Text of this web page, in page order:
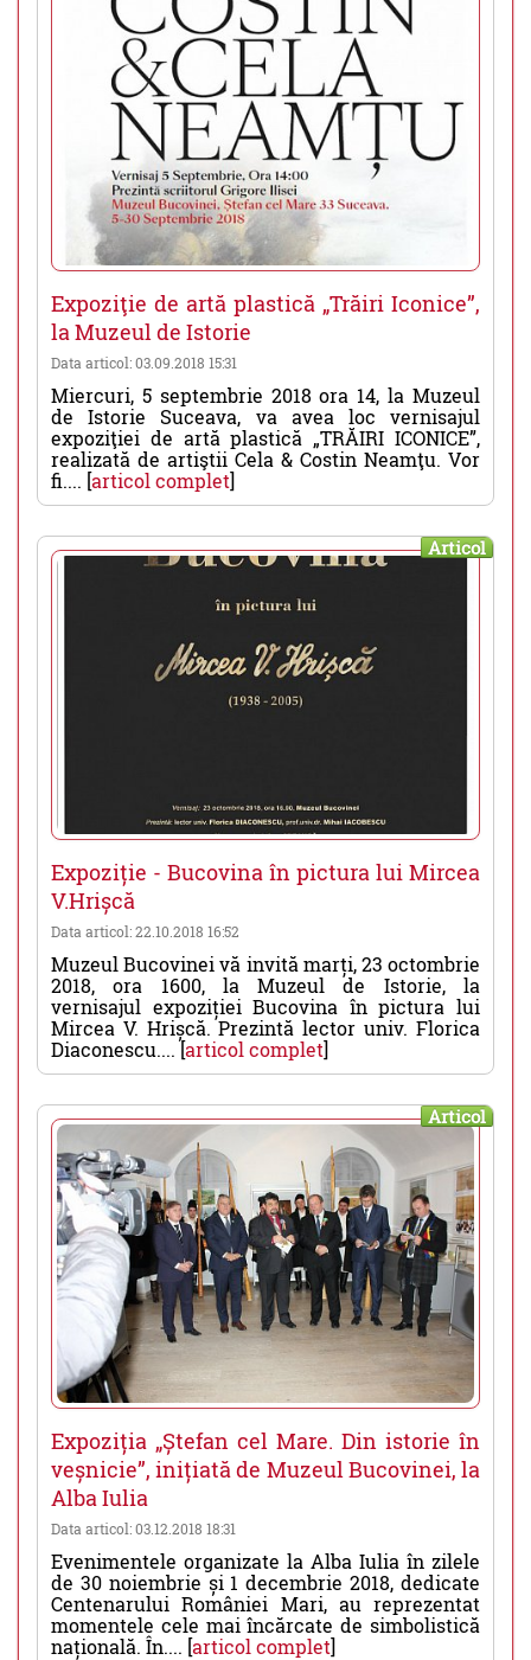
Expoziţie de artă plastică „Trăiri Iconice”,
la Muzeul de Istorie
Data articol: 03.09.2018 15:31
Miercuri, 5 septembrie 2018 ora 14, la Muzeul
de Istorie Suceava, va avea loc vernisajul
expoziţiei de artă plastică „TRĂIRI ICONICE”,
realizată de artiştii Cela & Costin Neamţu. Vor
fi.... [articol complet]
Articol
Expoziție - Bucovina în pictura lui Mircea
V.Hrișcă
Data articol: 22.10.2018 16:52
Muzeul Bucovinei vă invită marți, 23 octombrie
2018, ora 1600, la Muzeul de Istorie, la
vernisajul expoziției Bucovina în pictura lui
Mircea V. Hrișcă. Prezintă lector univ. Florica
Diaconescu.... [articol complet]
Articol
Expoziția „Ștefan cel Mare. Din istorie în
veșnicie”, inițiată de Muzeul Bucovinei, la
Alba Iulia
Data articol: 03.12.2018 18:31
Evenimentele organizate la Alba Iulia în zilele
de 30 noiembrie și 1 decembrie 2018, dedicate
Centenarului României Mari, au reprezentat
momentele cele mai încărcate de simbolistică
națională. În.... [articol complet]